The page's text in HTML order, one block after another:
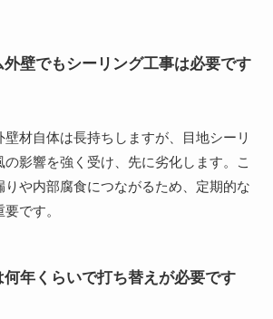
壁でもシーリング工事は必要です
材自体は長持ちしますが、目地シーリ
の影響を強く受け、先に劣化します。こ
りや内部腐食につながるため、定期的な
です。
年くらいで打ち替えが必要です